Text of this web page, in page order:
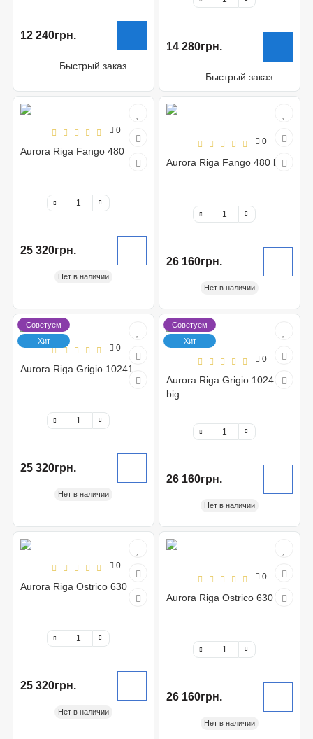
12 240грн.
Быстрый заказ
14 280грн.
Быстрый заказ
0
Aurora Riga Fango 480
25 320грн.
Нет в наличии
0
Aurora Riga Fango 480 big
26 160грн.
Нет в наличии
0
Aurora Riga Grigio 10241
Советуем
Хит
25 320грн.
Нет в наличии
0
Aurora Riga Grigio 10241
big
Советуем
Хит
26 160грн.
Нет в наличии
0
Aurora Riga Ostrico 630
25 320грн.
Нет в наличии
0
Aurora Riga Ostrico 630 big
26 160грн.
Нет в наличии